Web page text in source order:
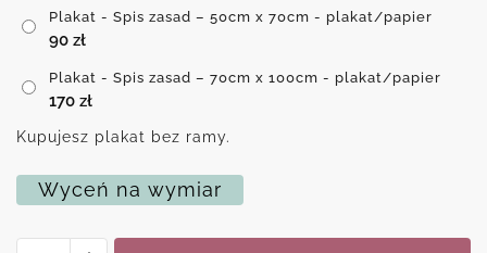
Plakat - Spis zasad – 50cm x 70cm - plakat/papier
90 zł
Plakat - Spis zasad – 70cm x 100cm - plakat/papier
170 zł
Kupujesz plakat bez ramy.
Wyceń na wymiar